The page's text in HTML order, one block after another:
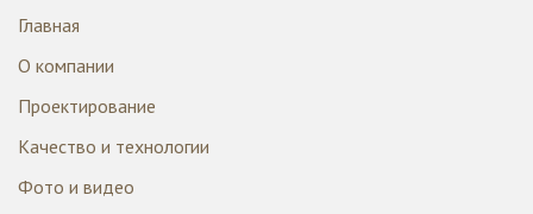
Главная
О компании
Проектирование
Качество и технологии
Фото и видео